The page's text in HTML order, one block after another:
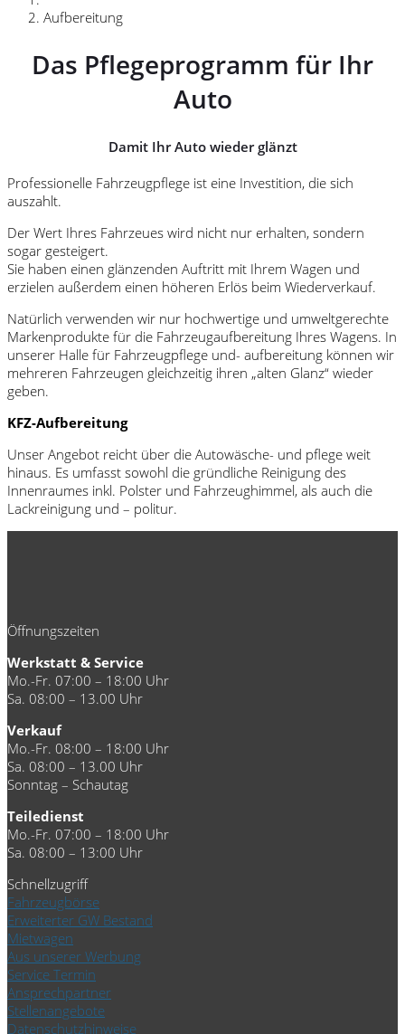
Aufbereitung
Das Pflegeprogramm für Ihr
Auto
Damit Ihr Auto wieder glänzt
Professionelle Fahrzeugpflege ist eine Investition, die sich
auszahlt.
Der Wert Ihres Fahrzeues wird nicht nur erhalten, sondern
sogar gesteigert.
Sie haben einen glänzenden Auftritt mit Ihrem Wagen und
erzielen außerdem einen höheren Erlös beim Wiederverkauf.
Natürlich verwenden wir nur hochwertige und umweltgerechte
Markenprodukte für die Fahrzeugaufbereitung Ihres Wagens. In
unserer Halle für Fahrzeugpflege und- aufbereitung können wir
mehreren Fahrzeugen gleichzeitig ihren „alten Glanz“ wieder
geben.
KFZ-Aufbereitung
Unser Angebot reicht über die Autowäsche- und pflege weit
hinaus. Es umfasst sowohl die gründliche Reinigung des
Innenraumes inkl. Polster und Fahrzeughimmel, als auch die
Lackreinigung und – politur.
Öffnungszeiten
Werkstatt & Service
Mo.-Fr. 07:00 – 18:00 Uhr
Sa. 08:00 – 13.00 Uhr
Verkauf
Mo.-Fr. 08:00 – 18:00 Uhr
Sa. 08:00 – 13.00 Uhr
Sonntag – Schautag
Teiledienst
Mo.-Fr. 07:00 – 18:00 Uhr
Sa. 08:00 – 13:00 Uhr
Schnellzugriff
Fahrzeugbörse
Erweiterter GW Bestand
Mietwagen
Aus unserer Werbung
Service Termin
Ansprechpartner
Stellenangebote
Datenschutzhinweise